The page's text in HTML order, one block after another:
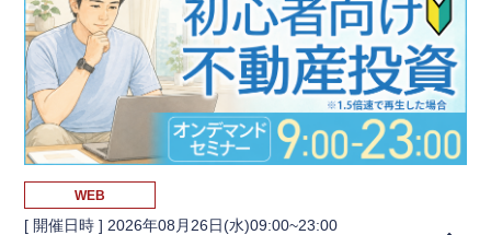
WEB
[ 開催日時 ] 2026年08月26日(水)09:00~23:00